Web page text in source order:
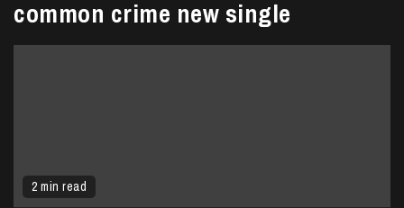
common crime new single
2 min read